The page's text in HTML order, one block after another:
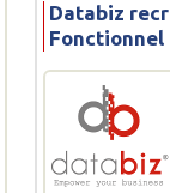
Databiz
Fonctionnel